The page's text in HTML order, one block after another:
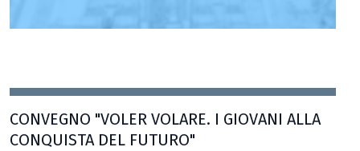
CONVEGNO "VOLER VOLARE. I GIOVANI ALLA
CONQUISTA DEL FUTURO"